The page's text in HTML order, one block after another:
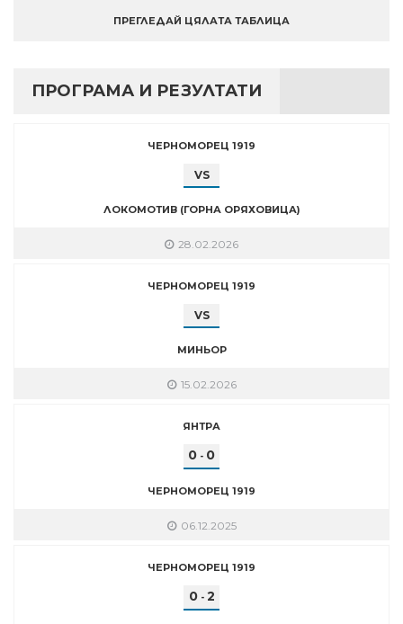
ПРЕГЛЕДАЙ ЦЯЛАТА ТАБЛИЦА
ПРОГРАМА И РЕЗУЛТАТИ
ЧЕРНОМОРЕЦ 1919
VS
ЛОКОМОТИВ (ГОРНА ОРЯХОВИЦА)
28.02.2026
ЧЕРНОМОРЕЦ 1919
VS
МИНЬОР
15.02.2026
ЯНТРА
0 - 0
ЧЕРНОМОРЕЦ 1919
06.12.2025
ЧЕРНОМОРЕЦ 1919
0- 2